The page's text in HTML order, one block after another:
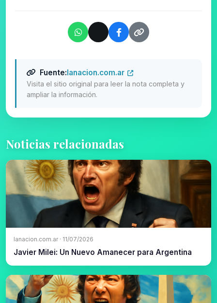
Fuente: lanacion.com.ar
Visita el sitio original para leer la nota completa y
ampliar la información.
Noticias relacionadas
lanacion.com.ar · 11/07/2026
Javier Milei: Un Nuevo Amanecer para Argentina